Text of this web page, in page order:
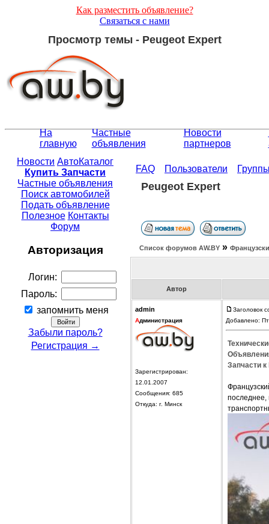
Как разместить объявление?
Связаться с нами
Просмотр темы - Peugeot Expert
На
главную
Частные
объявления
Новости
партнеров
Новости АвтоКаталог
Купить Запчасти
Частные объявления
Поиск автомобилей
Подать объявление
Полезное Контакты
Форум
Авторизация
Логин:
Пароль:
запомнить меня
Забыли пароль?
Регистрация →
FAQ Пользователи
Peugeot Expert
Список форумов АW.BY »
Автор
admin
Администрация
Зарегистрирован:
12.01.2007
Сообщения: 685
Откуда: г. Минск
Заголовок
Добавлено:
Запчасти
последнее,